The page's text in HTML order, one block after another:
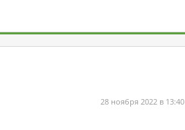
28 ноября 2022 в 13:40